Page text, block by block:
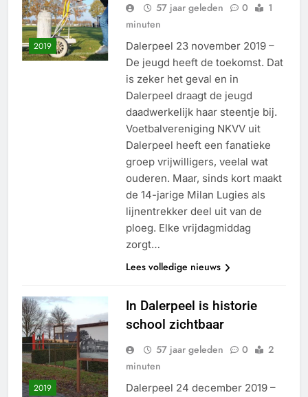
2019
57 jaar geleden 0
1
minuten
Dalerpeel 23 november 2019 –
De jeugd heeft de toekomst. Dat
is zeker het geval en in
Dalerpeel draagt de jeugd
daadwerkelijk haar steentje bij.
Voetbalvereniging NKVV uit
Dalerpeel heeft een fanatieke
groep vrijwilligers, veelal wat
ouderen. Maar, sinds kort maakt
de 14-jarige Milan Lugies als
lijnentrekker deel uit van de
ploeg. Elke vrijdagmiddag
zorgt…
Lees volledige nieuws
2019
In Dalerpeel is historie
school zichtbaar
57 jaar geleden 0
2
minuten
Dalerpeel 24 december 2019 –